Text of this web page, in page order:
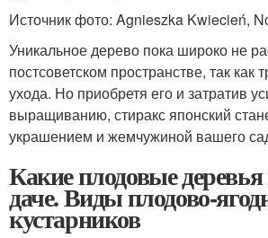
Источник фото: Agnieszka Kwiecień,
Уникальное дерево пока широко не
постсоветском пространстве, так как
ухода. Но приобретя его и затратив
выращиванию, стиракс японский
украшением и жемчужиной вашего
Какие плодовые
даче. Виды плодово-
кустарников